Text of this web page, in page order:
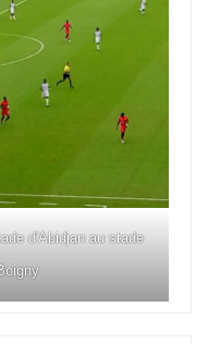
d'Abidjan au stade